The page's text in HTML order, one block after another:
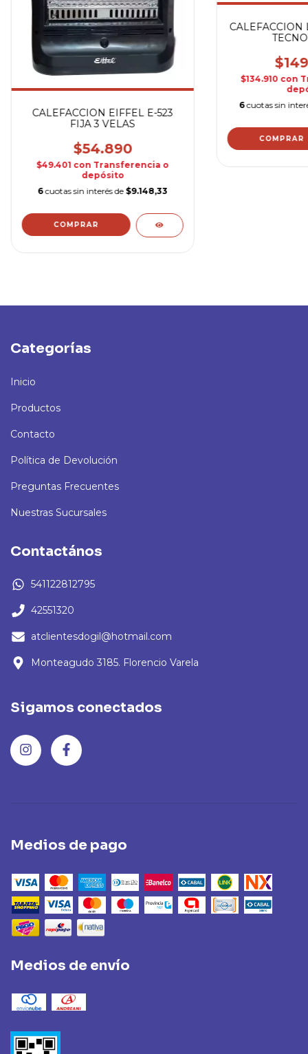
CALEFACCION EIFFEL E-523
FIJA 3 VELAS
$54.890
$49.401 con Transferencia o
depósito
6 cuotas sin interés de $9.148,33
CALEFACCION
$134.910 con
6 cuotas sin
Categorías
Inicio
Productos
Contacto
Política de Devolución
Preguntas Frecuentes
Nuestras Sucursales
Contactános
541122812795
42551320
atclientesdogil@hotmail.com
Monteagudo 3185. Florencio Varela
Sigamos conectados
Medios de pago
Medios de envío